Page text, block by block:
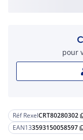
Réf RexelCRT80280302
EAN133593150058597
pour